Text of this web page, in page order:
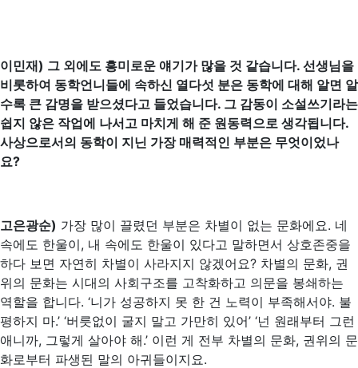
이민재) 그 외에도 흥미로운 얘기가 많을 것 같습니다. 선생님을
비롯하여 동학언니들에 속하신 열다섯 분은 동학에 대해 알면 알
수록 큰 감명을 받으셨다고 들었습니다. 그 감동이 소설쓰기라는
쉽지 않은 작업에 나서고 마치게 해 준 원동력으로 생각됩니다.
사상으로서의 동학이 지닌 가장 매력적인 부분은 무엇이었나
요?
고은광순) 가장 많이 끌렸던 부분은 차별이 없는 문화에요. 네
속에도 한울이, 내 속에도 한울이 있다고 말하면서 상호존중을
하다 보면 자연히 차별이 사라지지 않겠어요? 차별의 문화, 권
위의 문화는 시대의 사회구조를 고착화하고 의문을 봉쇄하는
역할을 합니다. ‘니가 성공하지 못 한 건 노력이 부족해서야. 불
평하지 마.’ ‘버릇없이 굴지 말고 가만히 있어’ ‘넌 원래부터 그런
애니까, 그렇게 살아야 해.’ 이런 게 전부 차별의 문화, 권위의 문
화로부터 파생된 말의 아귀들이지요.